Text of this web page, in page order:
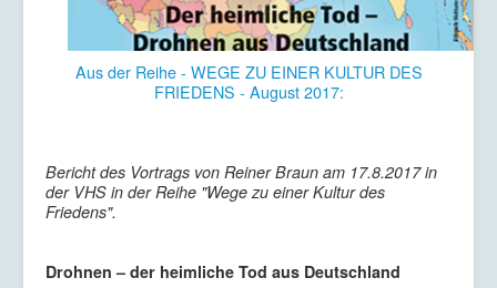
Aus der Reihe - WEGE ZU EINER KULTUR DES
FRIEDENS - August 2017:
Bericht des Vortrags von Reiner Braun am 17.8.2017 in
der VHS in der Reihe "Wege zu einer Kultur des
Friedens".
Drohnen – der heimliche Tod aus Deutschland